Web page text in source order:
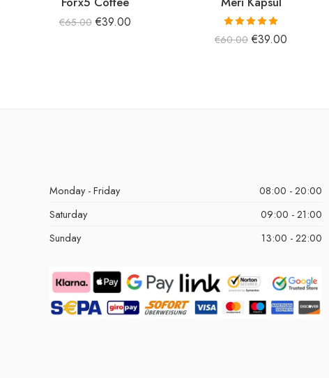
€65.00 €39.00
5 üzerinden
5.00oy aldı
€60.00 €39.00
Monday - Friday
08:00 - 20:00
Saturday
09:00 - 21:00
Sunday
13:00 - 22:00